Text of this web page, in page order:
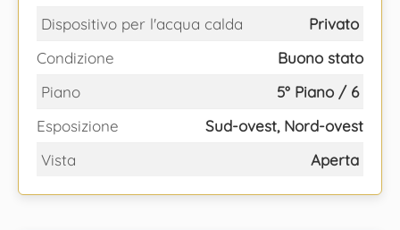
Dispositivo per l'acqua calda
Privato
Condizione
Buono stato
Piano
5° Piano / 6
Esposizione
Sud-ovest, Nord-ovest
Vista
Aperta